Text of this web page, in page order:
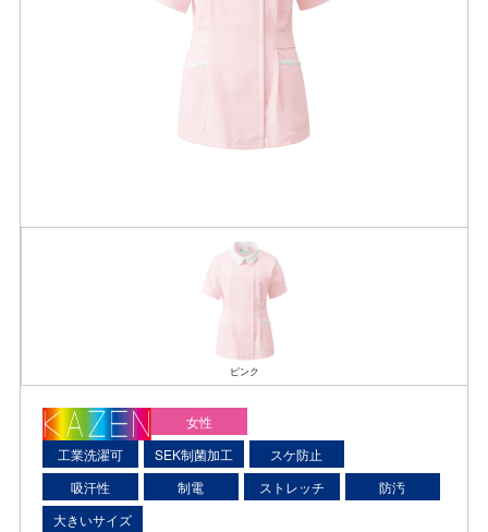
ピンク
女性
工業洗濯可
SEK制菌加工
スケ防止
吸汗性
制電 ストレッチ
防汚
大きいサイズ